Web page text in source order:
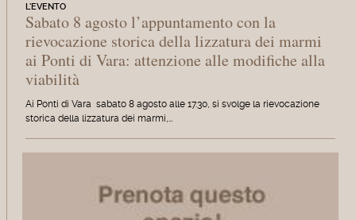
L'EVENTO
Sabato 8 agosto l’appuntamento con la
rievocazione storica della lizzatura dei marmi
ai Ponti di Vara: attenzione alle modifiche alla
viabilità
Ai Ponti di Vara sabato 8 agosto alle 17.30, si svolge la rievocazione
storica della lizzatura dei marmi,…